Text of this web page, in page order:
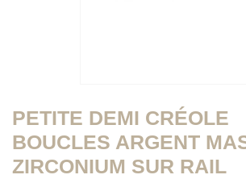
PETITE DEMI CRÉOLE
BOUCLES ARGENT
ZIRCONIUM SUR RAIL